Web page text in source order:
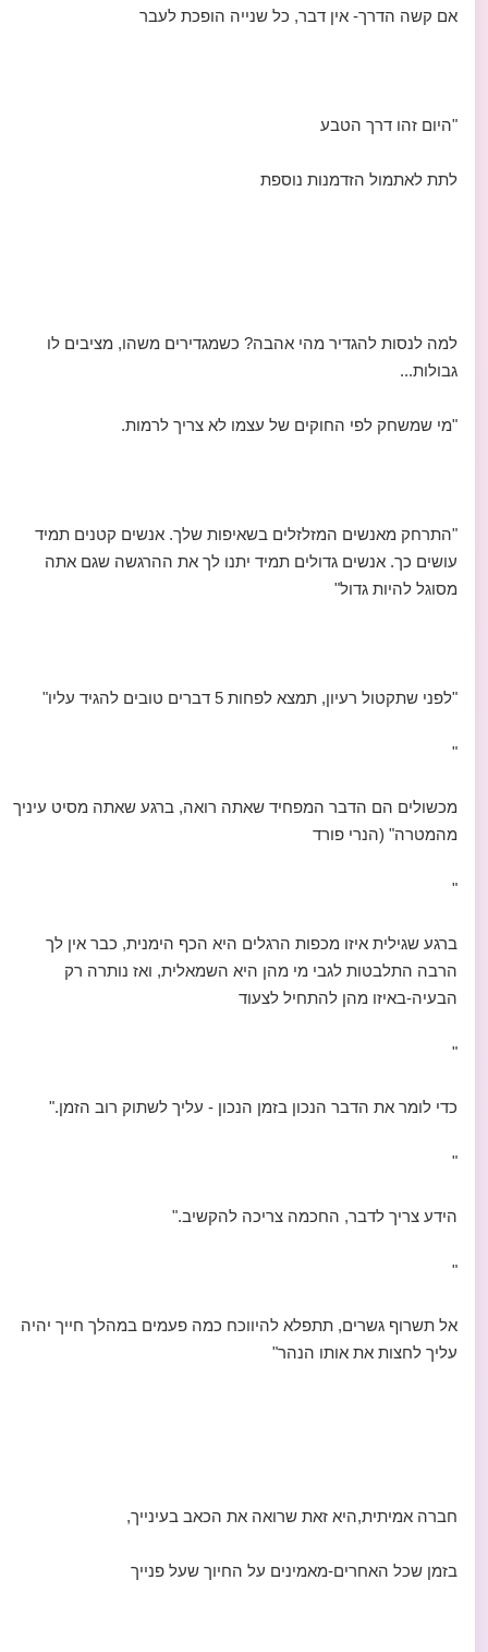
אם קשה הדרך- אין דבר, כל שנייה הופכת לעבר
"היום זהו דרך הטבע
לתת לאתמול הזדמנות נוספת
למה לנסות להגדיר מהי אהבה? כשמגדירים משהו, מציבים לו
גבולות...
"מי שמשחק לפי החוקים של עצמו לא צריך לרמות.
"התרחק מאנשים המזלזלים בשאיפות שלך. אנשים קטנים תמיד
עושים כך. אנשים גדולים תמיד יתנו לך את ההרגשה שגם אתה
מסוגל להיות גדול"
"לפני שתקטול רעיון, תמצא לפחות 5 דברים טובים להגיד עליו"
"
מכשולים הם הדבר המפחיד שאתה רואה, ברגע שאתה מסיט עיניך
מהמטרה" (הנרי פורד
"
ברגע שגילית איזו מכפות הרגלים היא הכף הימנית, כבר אין לך
הרבה התלבטות לגבי מי מהן היא השמאלית, ואז נותרה רק
הבעיה-באיזו מהן להתחיל לצעוד
"
כדי לומר את הדבר הנכון בזמן הנכון - עליך לשתוק רוב הזמן."
"
הידע צריך לדבר, החכמה צריכה להקשיב."
"
אל תשרוף גשרים, תתפלא להיווכח כמה פעמים במהלך חייך יהיה
עליך לחצות את אותו הנהר"
חברה אמיתית,היא זאת שרואה את הכאב בעינייך,
בזמן שכל האחרים-מאמינים על החיוך שעל פנייך